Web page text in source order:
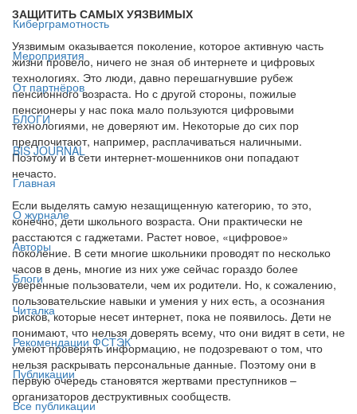
Киберграмотность
Мероприятия
От партнёров
БЛОГИ
BIS JOURNAL
Главная
О журнале
Авторы
Блоги
Читалка
Рекомендации ФСТЭК
Публикации
Все публикации
ЗАЩИТИТЬ САМЫХ УЯЗВИМЫХ
Уязвимым оказывается поколение, которое активную часть
жизни провело, ничего не зная об интернете и цифровых
технологиях. Это люди, давно перешагнувшие рубеж
пенсионного возраста. Но с другой стороны, пожилые
пенсионеры у нас пока мало пользуются цифровыми
технологиями, не доверяют им. Некоторые до сих пор
предпочитают, например, расплачиваться наличными.
Поэтому и в сети интернет-мошенников они попадают
нечасто.
Если выделять самую незащищенную категорию, то это,
конечно, дети школьного возраста. Они практически не
расстаются с гаджетами. Растет новое, «цифровое»
поколение. В сети многие школьники проводят по несколько
часов в день, многие из них уже сейчас гораздо более
уверенные пользователи, чем их родители. Но, к сожалению,
пользовательские навыки и умения у них есть, а осознания
рисков, которые несет интернет, пока не появилось. Дети не
понимают, что нельзя доверять всему, что они видят в сети, не
умеют проверять информацию, не подозревают о том, что
нельзя раскрывать персональные данные. Поэтому они в
первую очередь становятся жертвами преступников –
организаторов деструктивных сообществ.